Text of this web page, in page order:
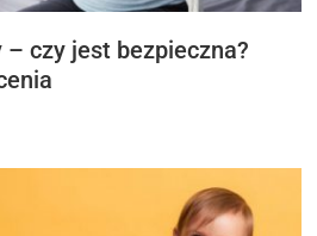
czy jest bezpieczna?